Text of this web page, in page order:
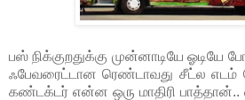
பஸ் நிக்குறதுக்கு முன்னாடியே ஓடியே
ஃபேவரைட்டான ரெண்டாவது சீட்ல எடம்
கண்டக்டர் என்ன ஒரு மாதிரி பாத்தான்..